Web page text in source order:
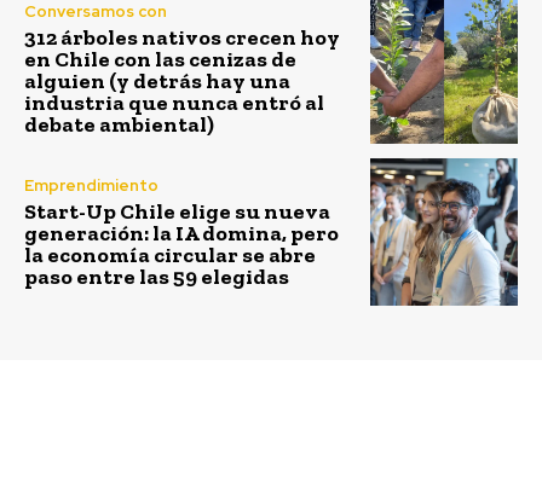
Conversamos con
312 árboles nativos crecen hoy
en Chile con las cenizas de
alguien (y detrás hay una
industria que nunca entró al
debate ambiental)
Emprendimiento
Start-Up Chile elige su nueva
generación: la IA domina, pero
la economía circular se abre
paso entre las 59 elegidas